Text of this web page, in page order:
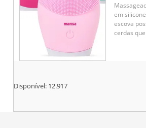
em
escova
cerdas
frontal
Disponível: 12.917